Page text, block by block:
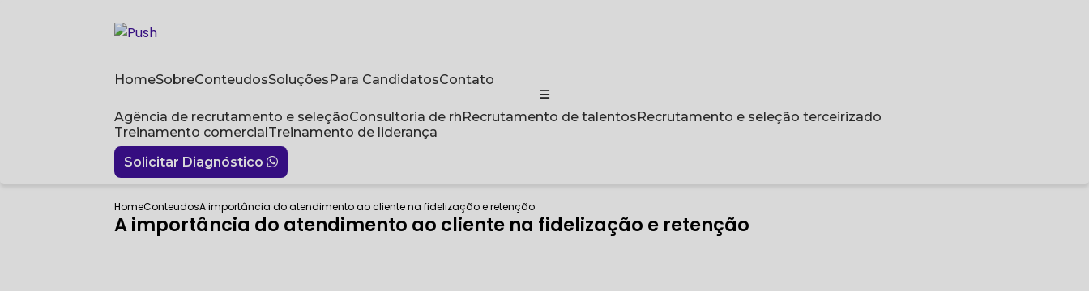
Home Sobre Conteudos Soluções Para Candidatos Contato
Agência de recrutamento e seleção Consultoria de rh Recrutamento de talentos
Recrutamento e seleção terceirizado
Treinamento comercial
Treinamento de liderança
Solicitar Diagnóstico
HomeConteudosA importância do atendimento ao cliente na fidelização e retenção
A importância do atendimento ao cliente na fidelização e retenção